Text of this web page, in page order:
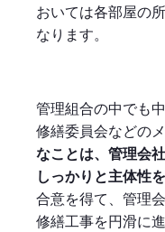
おいては各部屋の
なります。
管理組合の中でも
修繕委員会などの
なことは、管理会
しっかりと主体性
合意を得て、管理
修繕工事を円滑に